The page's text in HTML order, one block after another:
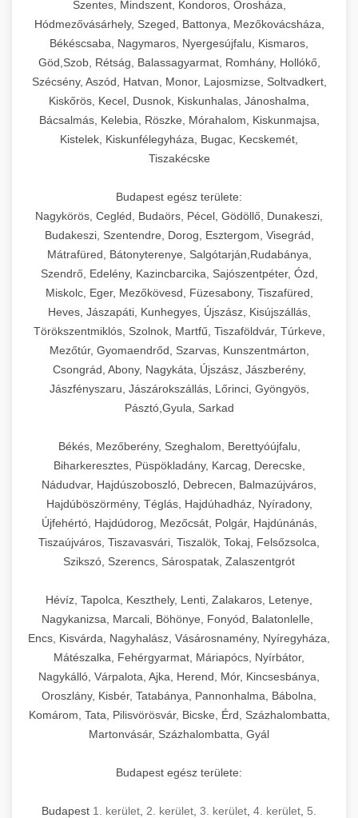
Szentes, Mindszent, Kondoros, Orosháza,
Hódmezővásárhely, Szeged, Battonya, Mezőkovácsháza,
Békéscsaba, Nagymaros, Nyergesújfalu, Kismaros,
Göd,Szob, Rétság, Balassagyarmat, Romhány, Hollókő,
Szécsény, Aszód, Hatvan, Monor, Lajosmizse, Soltvadkert,
Kiskőrös, Kecel, Dusnok, Kiskunhalas, Jánoshalma,
Bácsalmás, Kelebia, Röszke, Mórahalom, Kiskunmajsa,
Kistelek, Kiskunfélegyháza, Bugac, Kecskemét,
Tiszakécske
Budapest egész területe:
Nagykörös, Cegléd, Budaörs, Pécel, Gödöllő, Dunakeszi,
Budakeszi, Szentendre, Dorog, Esztergom, Visegrád,
Mátrafüred, Bátonyterenye, Salgótarján,Rudabánya,
Szendrő, Edelény, Kazincbarcika, Sajószentpéter, Ózd,
Miskolc, Eger, Mezőkövesd, Füzesabony, Tiszafüred,
Heves, Jászapáti, Kunhegyes, Újszász, Kisújszállás,
Törökszentmiklós, Szolnok, Martfű, Tiszaföldvár, Túrkeve,
Mezőtúr, Gyomaendrőd, Szarvas, Kunszentmárton,
Csongrád, Abony, Nagykáta, Újszász, Jászberény,
Jászfényszaru, Jászárokszállás, Lőrinci, Gyöngyös,
Pásztó,Gyula, Sarkad
Békés, Mezőberény, Szeghalom, Berettyóújfalu,
Biharkeresztes, Püspökladány, Karcag, Derecske,
Nádudvar, Hajdúszoboszló, Debrecen, Balmazújváros,
Hajdúböszörmény, Téglás, Hajdúhadház, Nyíradony,
Újfehértó, Hajdúdorog, Mezőcsát, Polgár, Hajdúnánás,
Tiszaújváros, Tiszavasvári, Tiszalök, Tokaj, Felsőzsolca,
Szikszó, Szerencs, Sárospatak, Zalaszentgrót
Hévíz, Tapolca, Keszthely, Lenti, Zalakaros, Letenye,
Nagykanizsa, Marcali, Böhönye, Fonyód, Balatonlelle,
Encs, Kisvárda, Nagyhalász, Vásárosnamény, Nyíregyháza,
Mátészalka, Fehérgyarmat, Máriapócs, Nyírbátor,
Nagykálló, Várpalota, Ajka, Herend, Mór, Kincsesbánya,
Oroszlány, Kisbér, Tatabánya, Pannonhalma, Bábolna,
Komárom, Tata, Pilisvörösvár, Bicske, Érd, Százhalombatta,
Martonvásár, Százhalombatta, Gyál
Budapest egész területe:
Budapest 1. kerület 2. kerület 3. kerület 4. kerület 5.